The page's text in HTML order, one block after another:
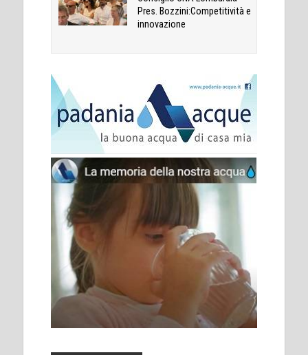
Pres. Bozzini:Competitività e
innovazione